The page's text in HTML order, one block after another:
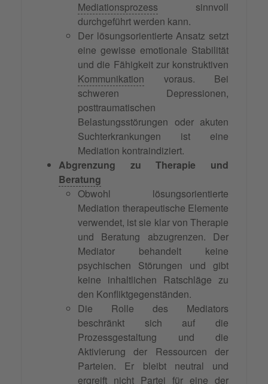
Mediationsprozess sinnvoll
durchgeführt werden kann.
Der lösungsorientierte Ansatz setzt
eine gewisse emotionale Stabilität
und die Fähigkeit zur konstruktiven
Kommunikation voraus. Bei
schweren Depressionen,
posttraumatischen
Belastungsstörungen oder akuten
Suchterkrankungen ist eine
Mediation kontraindiziert.
Abgrenzung zu Therapie und
Beratung
Obwohl lösungsorientierte
Mediation therapeutische Elemente
verwendet, ist sie klar von Therapie
und Beratung abzugrenzen. Der
Mediator behandelt keine
psychischen Störungen und gibt
keine inhaltlichen Ratschläge zu
den Konfliktgegenständen.
Die Rolle des Mediators
beschränkt sich auf die
Prozessgestaltung und die
Aktivierung der Ressourcen der
Parteien. Er bleibt neutral und
ergreift nicht Partei für eine der